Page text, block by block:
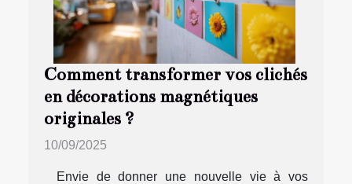
Comment transformer vos clichés
en décorations magnétiques
originales ?
10/09/2025
Envie de donner une nouvelle vie à vos